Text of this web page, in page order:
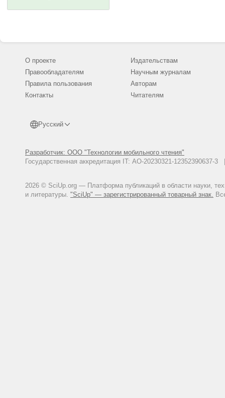
О проекте
Правообладателям
Правила пользования
Контакты
Русский
Разработчик: ООО "Технологии мобильного чтения"
Государственная аккредитация IT: АО-20230321-
2026 © SciUp.org — Платформа публикаций в области науки,
и литературы. "SciUp" — зарегистрированный товарный знак.
Издательствам
Научным журналам
Авторам
Читателям